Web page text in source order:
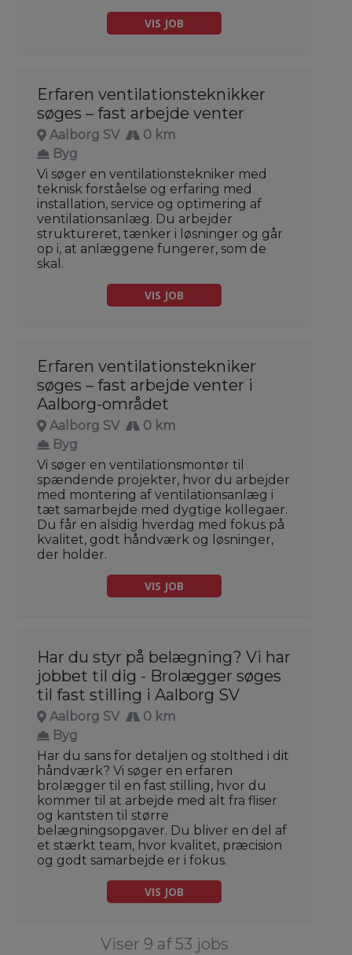
VIS JOB
Erfaren ventilationsteknikker
søges – fast arbejde venter
Aalborg SV
0 km
Byg
Vi søger en ventilationstekniker med
teknisk forståelse og erfaring med
installation, service og optimering af
ventilationsanlæg. Du arbejder
struktureret, tænker i løsninger og går
op i, at anlæggene fungerer, som de
skal.
VIS JOB
Erfaren ventilationstekniker
søges – fast arbejde venter i
Aalborg-området
Aalborg SV
0 km
Byg
Vi søger en ventilationsmontør til
spændende projekter, hvor du arbejder
med montering af ventilationsanlæg i
tæt samarbejde med dygtige kollegaer.
Du får en alsidig hverdag med fokus på
kvalitet, godt håndværk og løsninger,
der holder.
VIS JOB
Har du styr på belægning? Vi har
jobbet til dig - Brolægger søges
til fast stilling i Aalborg SV
Aalborg SV
0 km
Byg
Har du sans for detaljen og stolthed i dit
håndværk? Vi søger en erfaren
brolægger til en fast stilling, hvor du
kommer til at arbejde med alt fra fliser
og kantsten til større
belægningsopgaver. Du bliver en del af
et stærkt team, hvor kvalitet, præcision
og godt samarbejde er i fokus.
VIS JOB
Viser 9 af 53 jobs